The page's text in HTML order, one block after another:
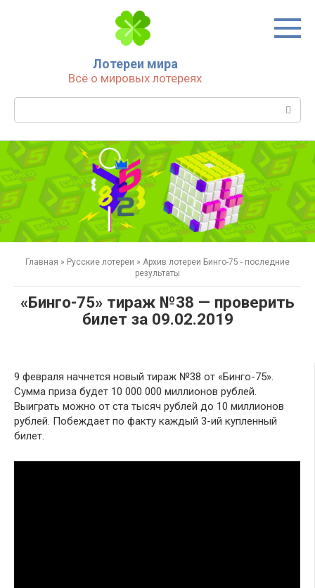
Лотереи мира
Всё о мировых лотереях
Поиск:
Главная » Русские лотереи » Архив лотереи Бинго-75 - последние
результаты
«Бинго-75» тираж №38 — проверить
билет за 09.02.2019
9 февраля начнется новый тираж №38 от «Бинго-75».
Сумма приза будет 10 000 000 миллионов рублей.
Выиграть можно от ста тысяч рублей до 10 миллионов
рублей. Побеждает по факту каждый 3-ий купленный
билет.